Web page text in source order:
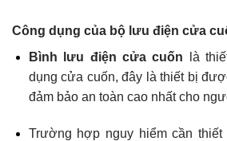
Công dụng của bộ lưu điện cửa
Bình lưu điện cửa cuốn là
dụng cửa cuốn, đây là thiết bị
đảm bảo an toàn cao nhất cho
Trường hợp nguy hiểm cần thiết